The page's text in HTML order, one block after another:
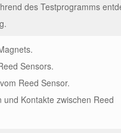
des Testprogramms
Sensors.
Reed Sensor.
und Kontakte zwischen Reed